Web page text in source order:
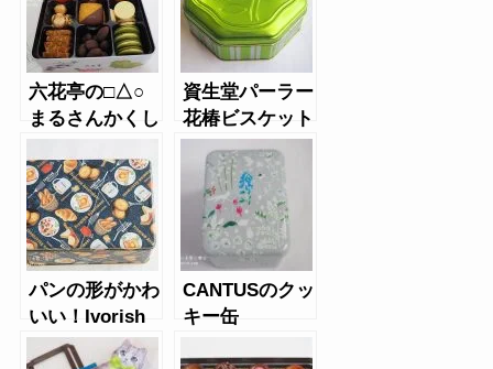
六花亭の□△○
まるさんかくし
かく（クッキー
缶）
資生堂パーラー
花椿ビスケット
（2019年限定
缶）メロン色
パンの形がかわ
いい！Ivorish
のプレミアムア
CANTUSのクッ
キー缶